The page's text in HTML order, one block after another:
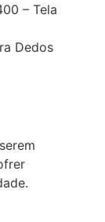
– Tela
Dedos